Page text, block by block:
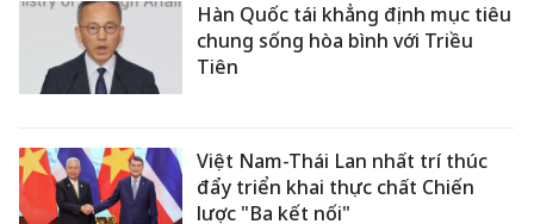
Hàn Quốc tái khẳng định mục tiêu
chung sống hòa bình với Triều
Tiên
Việt Nam-Thái Lan nhất trí thúc
đẩy triển khai thực chất Chiến
lược "Ba kết nối"